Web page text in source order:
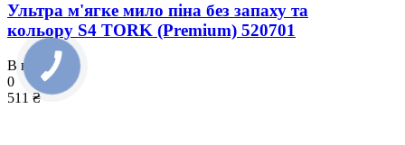
Ультра м'ягке мило піна без запаху та
кольору S4 TORK (Premium) 520701
В наличии
0
511 ₴